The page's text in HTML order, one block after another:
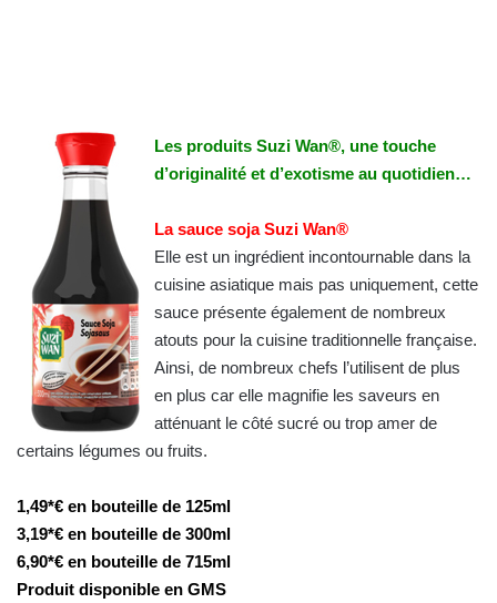
Les produits Suzi Wan®, une touche
d’originalité et d’exotisme au quotidien…
La sauce soja Suzi Wan®
Elle est un ingrédient incontournable dans la
cuisine asiatique mais pas uniquement, cette
sauce présente également de nombreux
atouts pour la cuisine traditionnelle française.
Ainsi, de nombreux chefs l’utilisent de plus
en plus car elle magnifie les saveurs en
atténuant le côté sucré ou trop amer de
certains légumes ou fruits.
1,49*€ en bouteille de 125ml
3,19*€ en bouteille de 300ml
6,90*€ en bouteille de 715ml
Produit disponible en GMS